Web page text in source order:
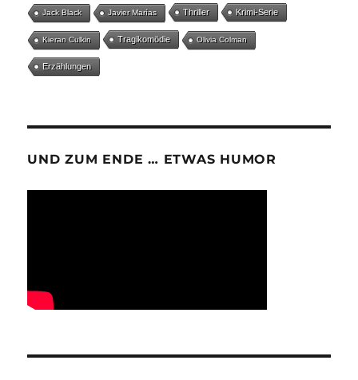
Jack Black Javier Marías Thriller Krimi-Serie
Kieran Culkin Tragikomödie Olivia Colman
Erzählungen
UND ZUM ENDE … ETWAS HUMOR